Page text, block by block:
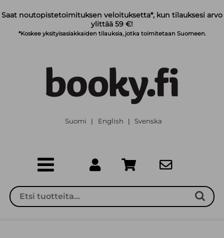
Saat noutopistetoimituksen veloituksetta*, kun tilauksesi arvo
ylittää 59 €!
*Koskee yksityisasiakkaiden tilauksia, jotka toimitetaan Suomeen.
Suomi | English | Svenska